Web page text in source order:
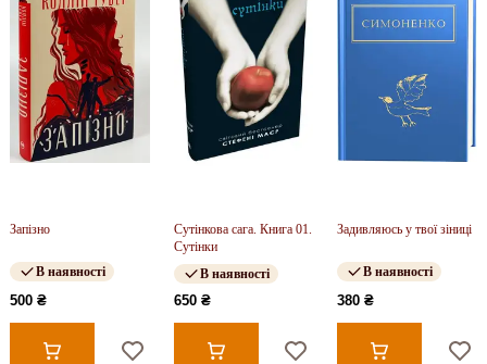
Запізно
В наявності
500 ₴
Сутінкова сага. Книга 01.
Сутінки
В наявності
650 ₴
Задивляюсь у твої зіниці
В наявності
380 ₴